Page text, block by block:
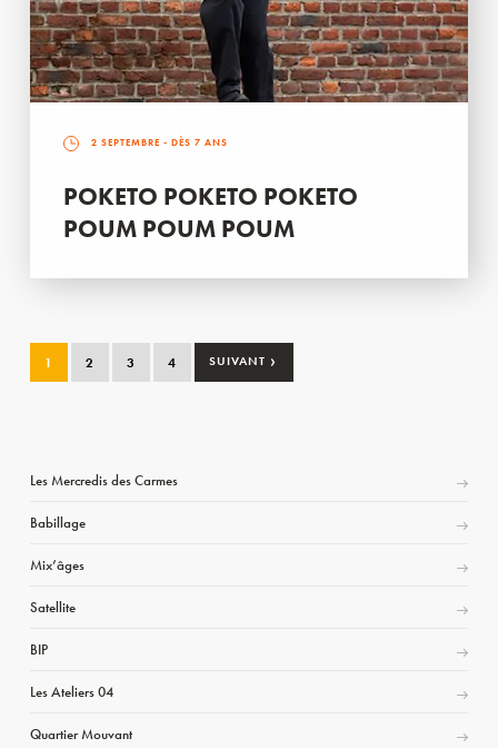
2 SEPTEMBRE - DÈS 7 ANS
POKETO POKETO POKETO
POUM POUM POUM
1 2 3 4 SUIVANT ›
Les Mercredis des Carmes
Babillage
Mix’âges
Satellite
BIP
Les Ateliers 04
Quartier Mouvant